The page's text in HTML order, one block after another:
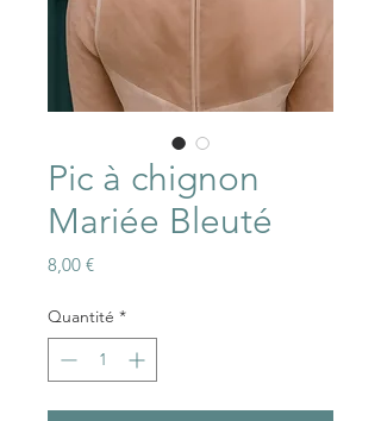
Pic à chignon
Mariée Bleuté
8,00 €Prix
Quantité *